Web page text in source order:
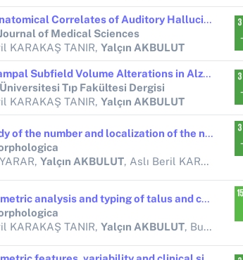
Neuroanatomical Correlates of Auditory Hallucinations in Schizophrenia: A Structural MRI Morphometry Study
of Medical Sciences
KARAKAŞ TANIR, Yalçın AKBULUT
Hippocampal Subfield Volume Alterations in Alzheimer’s Disease: A Sex-Stratified MRI Study in Older Adults
Tıp Fakültesi Dergisi
KARAKAŞ TANIR, Yalçın AKBULUT
The study of the number and localization of the nutrient foramen on the clavicle and its relationship with other clavicle parameters
Yalçın AKBULUT, Aslı Beril KARAKAŞ TANIR, Mukadder SUNAR, Büşra EMİR
Morphometric analysis and typing of talus and calcaneus bones from the Eastern Anatolian population
KARAKAŞ TANIR, Yalçın AKBULUT, Burhan YARAR, Mukadder SUNAR